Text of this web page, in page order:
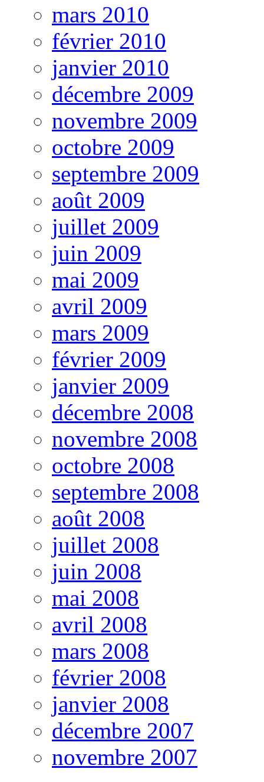
mars 2010
février 2010
janvier 2010
décembre 2009
novembre 2009
octobre 2009
septembre 2009
août 2009
juillet 2009
juin 2009
mai 2009
avril 2009
mars 2009
février 2009
janvier 2009
décembre 2008
novembre 2008
octobre 2008
septembre 2008
août 2008
juillet 2008
juin 2008
mai 2008
avril 2008
mars 2008
février 2008
janvier 2008
décembre 2007
novembre 2007